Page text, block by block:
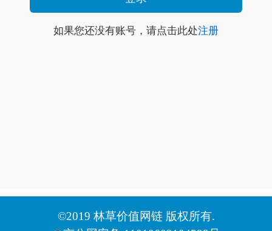
如果您还没有账号，请点击此处注册
©2019 林草价值网链 版权所有.